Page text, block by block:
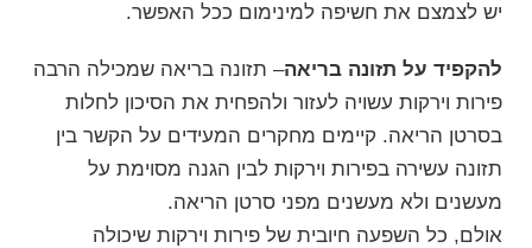
יש לצמצם את חשיפה למינימום ככל האפשר.
להקפיד על תזונה בריאה– תזונה בריאה שמכילה הרבה
פירות וירקות עשויה לעזור ולהפחית את הסיכון לחלות
בסרטן הריאה. קיימים מחקרים המעידים על הקשר בין
תזונה עשירה בפירות וירקות לבין הגנה מסוימת על
מעשנים ולא מעשנים מפני סרטן הריאה.
אולם, כל השפעה חיובית של פירות וירקות שיכולה